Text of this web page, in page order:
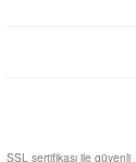
SSL sertifikası ile güvenli